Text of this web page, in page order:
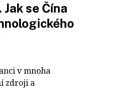
se Čína
v mnoha
zdroji a